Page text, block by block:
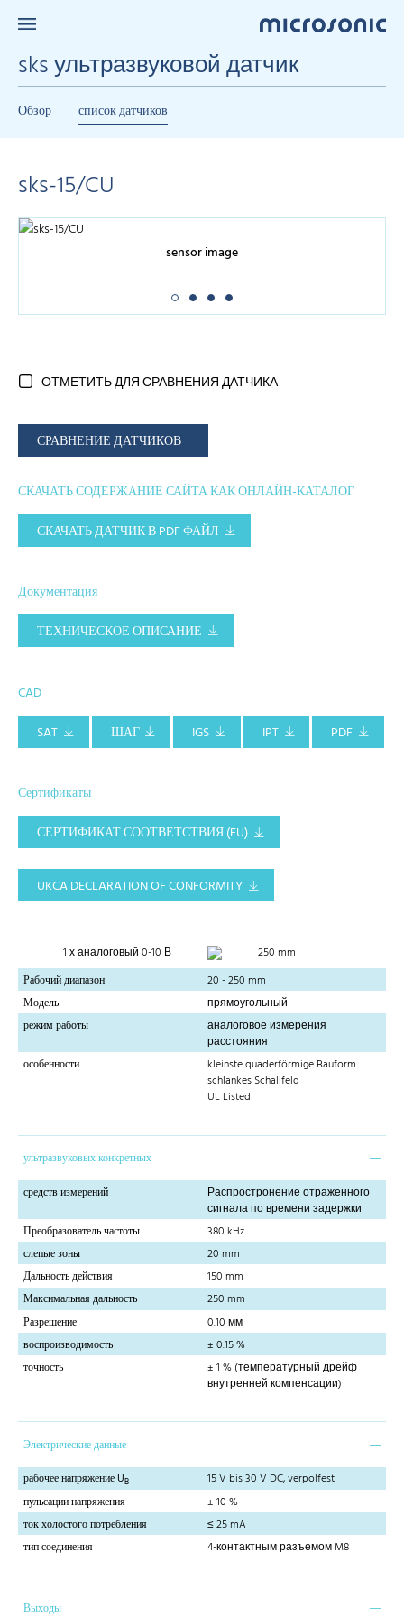
sks ультразвуковой датчик
Обзор список датчиков
sks-15/CU
sensor image
ОТМЕТИТЬ ДЛЯ СРАВНЕНИЯ ДАТЧИКА
СРАВНЕНИЕ ДАТЧИКОВ
СКАЧАТЬ СОДЕРЖАНИЕ САЙТА КАК ОНЛАЙН-КАТАЛОГ
СКАЧАТЬ ДАТЧИК В PDF ФАЙЛ
Документация
ТЕХНИЧЕСКОЕ ОПИСАНИЕ
CAD
SAT
ШАГ IGS IPT PDF
Сертификаты
СЕРТИФИКАТ СООТВЕТСТВИЯ (EU)
UKCA DECLARATION OF CONFORMITY
1 х аналоговый 0-10 В
250 mm
Рабочий диапазон
20 - 250 mm
Модель
прямоугольный
режим работы
аналоговое измерения
расстояния
особенности
kleinste quaderförmige Bauform
schlankes Schallfeld
UL Listed
ультразвуковых конкретных
средств измерений
Распростронение отраженного
сигнала по времени задержки
Преобразователь частоты
380 kHz
слепые зоны
20 mm
Дальность действия
150 mm
Максимальная дальность
250 mm
Разрешение
0.10 мм
воспроизводимость
± 0.15 %
точность
± 1 % (температурный дрейф
внутренней компенсации)
Электрические данные
рабочее напряжение UB
15 V bis 30 V DC, verpolfest
пульсации напряжения
± 10 %
ток холостого потребления
≤ 25 mA
тип соединения
4-контактным разъемом M8
Выходы